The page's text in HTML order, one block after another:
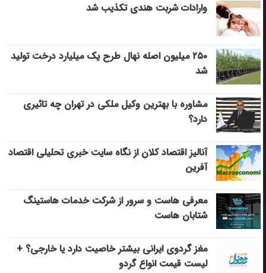
وارادات شربت هندی تکذیب شد
۲۵۰ میلیون اصله نهال طرح یک میلیارد درخت تولید
شد
مشاوره با بهترین وکیل ملکی در تهران چه تاثیری
دارد؟
آنالیز اقتصاد کلان از نگاه سایت خبری تحلیلی اقتصاد
آفرین
معرفی هاست و سرور از شرکت خدمات هاستینگ
شتابان هاست
مغز گردوی ایرانی بیشتر خاصیت دارد یا خارجی؟ +
لیست قیمت انواع گردو